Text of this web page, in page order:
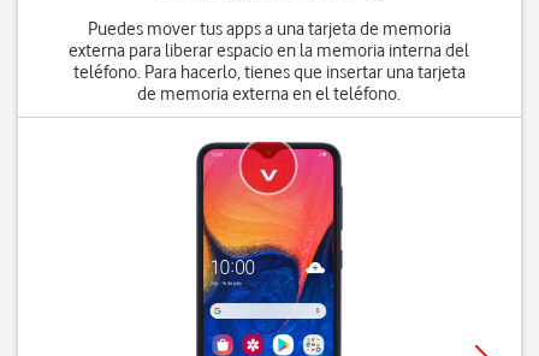
Puedes mover tus apps a una tarjeta de memoria
externa para liberar espacio en la memoria interna del
teléfono. Para hacerlo, tienes que insertar una tarjeta
de memoria externa en el teléfono.